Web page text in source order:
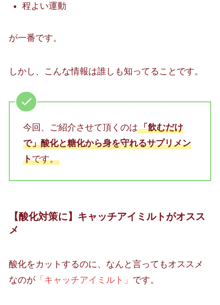
程よい運動
が一番です。
しかし、こんな情報は誰しも知ってることです。
今回、ご紹介させて頂くのは「飲むだけ
で」酸化と糖化から身を守れるサプリメン
トです。
【酸化対策に】キャッチアイミルトがオスス
メ
酸化をカットするのに、なんと言ってもオススメ
なのが「キャッチアイミルト」 です。